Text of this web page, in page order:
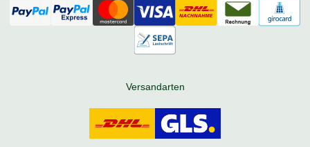
Versandarten